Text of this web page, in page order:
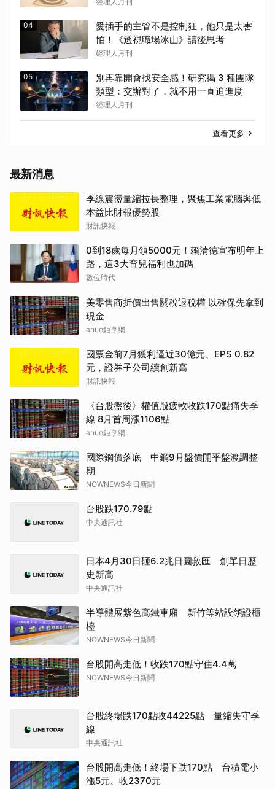
04
愛插手的主管不是控制狂，他只是太害
怕！《透視職場冰山》讀後思考
經理人月刊
05
別再靠開會找安全感！研究揭 3 種團隊
類型：交辦對了，就不用一直追進度
經理人月刊
查看更多
最新消息
季線震盪量縮拉長整理，聚焦工業電腦與低
本益比財報優勢股
財訊快報
0到18歲每月領5000元！賴清德宣布明年上
路，這3大育兒福利也加碼
數位時代
美零售商折價出售關稅退稅權 以確保先拿到
現金
anue鉅亨網
國票金前7月獲利逼近30億元、EPS 0.82
元，證券子公司續創新高
財訊快報
〈台股盤後〉權值股疲軟收跌170點痛失季
線 8月首周漲1106點
anue鉅亨網
國際鋼價落底 中鋼9月盤價開平盤渡調整
期
NOWNEWS今日新聞
台股跌170.79點
中央通訊社
日本4月30日砸6.2兆日圓救匯 創單日歷
史新高
中央通訊社
半導體展紫色高鐵車廂 新竹等站設領證櫃
檯
NOWNEWS今日新聞
台股開高走低！收跌170點守住4.4萬
NOWNEWS今日新聞
台股終場跌170點收44225點 量縮失守季
線
中央通訊社
台股開高走低！終場下跌170點 台積電小
漲5元、收2370元